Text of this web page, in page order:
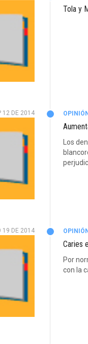
Tola y
12 DE 2014 OPINIÓN
Los
19 DE 2014 OPINIÓN
Caries
Por
con la